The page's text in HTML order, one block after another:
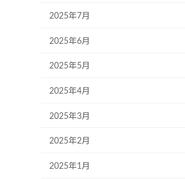
2025年7月
2025年6月
2025年5月
2025年4月
2025年3月
2025年2月
2025年1月